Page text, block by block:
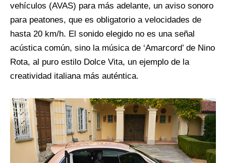
vehículos (AVAS) para más adelante, un aviso sonoro
para peatones, que es obligatorio a velocidades de
hasta 20 km/h. El sonido elegido no es una señal
acústica común, sino la música de ‘Amarcord’ de Nino
Rota, al puro estilo Dolce Vita, un ejemplo de la
creatividad italiana más auténtica.